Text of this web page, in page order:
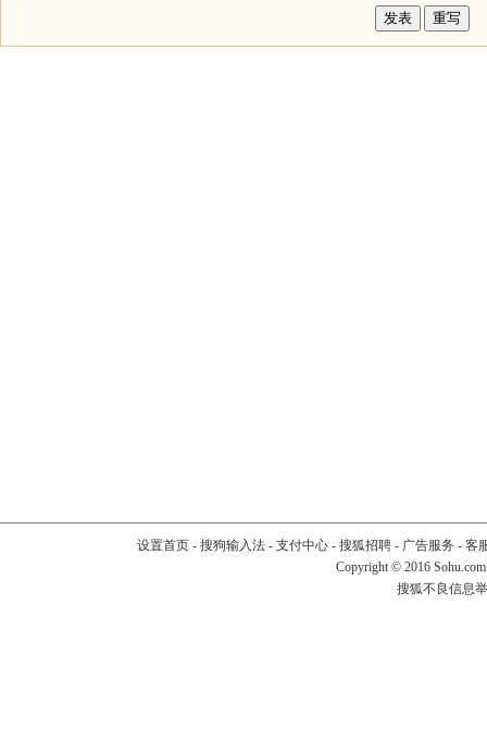
设置首页- 搜狗输入法- 支付中心- 搜狐招聘- 广告服务 - 客
Copyright © 2016
搜狐不良信息